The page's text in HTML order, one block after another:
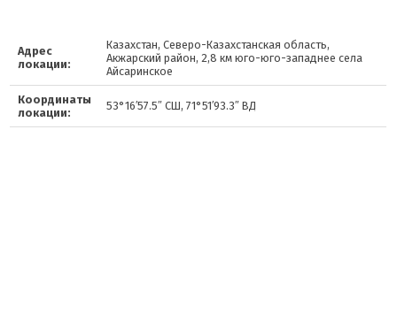
Адрес
локации:
Казахстан, Северо-Казахстанская область,
Акжарский район, 2,8 км юго-юго-западнее села
Айсаринское
Координаты
локации:
53°16′57.5″ СШ, 71°51′93.3″ ВД